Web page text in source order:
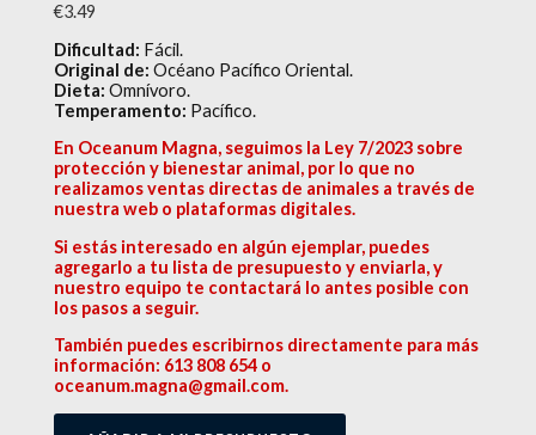
€3.49
Dificultad: Fácil.
Original de: Océano Pacífico Oriental.
Dieta: Omnívoro.
Temperamento: Pacífico.
En Oceanum Magna, seguimos la Ley 7/2023 sobre
protección y bienestar animal, por lo que no
realizamos ventas directas de animales a través de
nuestra web o plataformas digitales.
Si estás interesado en algún ejemplar, puedes
agregarlo a tu lista de presupuesto y enviarla, y
nuestro equipo te contactará lo antes posible con
los pasos a seguir.
También puedes escribirnos directamente para más
información: 613 808 654 o
oceanum.magna@gmail.com.